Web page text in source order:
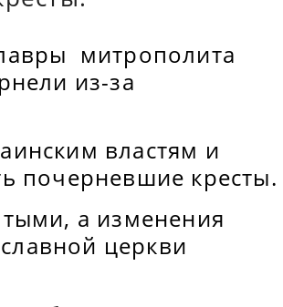
митрополита
из-за
властям и
почерневшие кресты.
а изменения
церкви